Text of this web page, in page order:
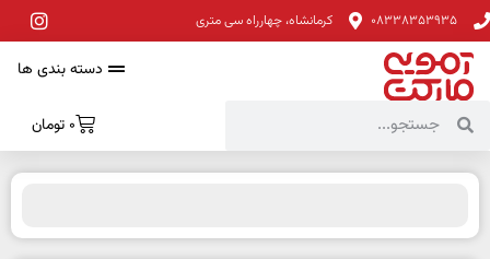
08338353935 کرمانشاه، چهارراه سی متری
دسته بندی ها
0 تومان